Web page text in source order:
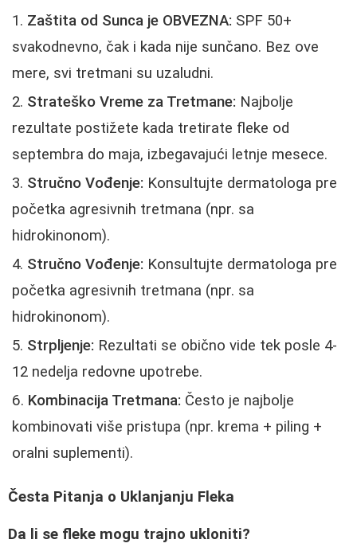
Zaštita od Sunca je OBVEZNA: SPF 50+
svakodnevno, čak i kada nije sunčano. Bez ove
mere, svi tretmani su uzaludni.
Strateško Vreme za Tretmane: Najbolje
rezultate postižete kada tretirate fleke od
septembra do maja, izbegavajući letnje mesece.
Stručno Vođenje: Konsultujte dermatologa pre
početka agresivnih tretmana (npr. sa
hidrokinonom).
Stručno Vođenje: Konsultujte dermatologa pre
početka agresivnih tretmana (npr. sa
hidrokinonom).
Strpljenje: Rezultati se obično vide tek posle 4-
12 nedelja redovne upotrebe.
Kombinacija Tretmana: Često je najbolje
kombinovati više pristupa (npr. krema + piling +
oralni suplementi).
Česta Pitanja o Uklanjanju Fleka
Da li se fleke mogu trajno ukloniti?